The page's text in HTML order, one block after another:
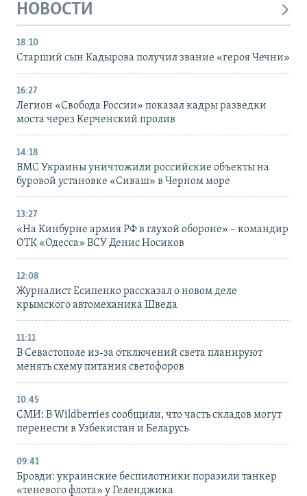
НОВОСТИ
18:10
Старший сын Кадырова получил звание «героя Чечни»
16:27
Легион «Свобода России» показал кадры разведки
моста через Керченский пролив
14:18
ВМС Украины уничтожили российские объекты на
буровой установке «Сиваш» в Черном море
13:27
«На Кинбурне армия РФ в глухой обороне» – командир
ОТК «Одесса» ВСУ Денис Носиков
12:08
Журналист Есипенко рассказал о новом деле
крымского автомеханика Шведа
11:11
В Севастополе из-за отключений света планируют
менять схему питания светофоров
10:45
СМИ: В Wildberries сообщили, что часть складов могут
перенести в Узбекистан и Беларусь
09:41
Бровди: украинские беспилотники поразили танкер
«теневого флота» у Геленджика